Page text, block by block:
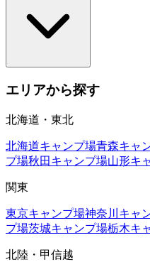
エリアから探す
北海道・東北
北海道キャンプ場青森キャ
プ場秋田 キャンプ場山形キ
関東
東京キャンプ場神奈川 キャ
プ場茨城キャンプ場栃木キ
北陸・甲信越